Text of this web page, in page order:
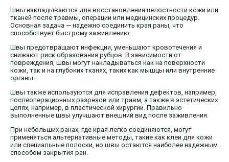
Швы накладываются для восстановления целостности кожи или
тканей после травмы, операции или медицинских процедур.
Основная задача — надежно соединить края раны, что
способствует быстрому заживлению.
Швы предотвращают инфекции, уменьшают кровотечения и
снижают риск образования рубцов. В зависимости от
повреждения, швы могут накладываться как на поверхности
кожи, так и на глубоких тканях, таких как мышцы или внутренние
органы.
Швы также используются для исправления дефектов, например,
послеоперационных разрезов или травм, а также в эстетических
целях, например, в пластической хирургии. Правильно
выполненные швы улучшают внешний вид после заживления.
При небольших ранах, где края легко соединяются, могут
применяться альтернативные методы, такие как клеи для кожи
или специальные полоски, но швы остаются наиболее надежным
способом закрытия ран.